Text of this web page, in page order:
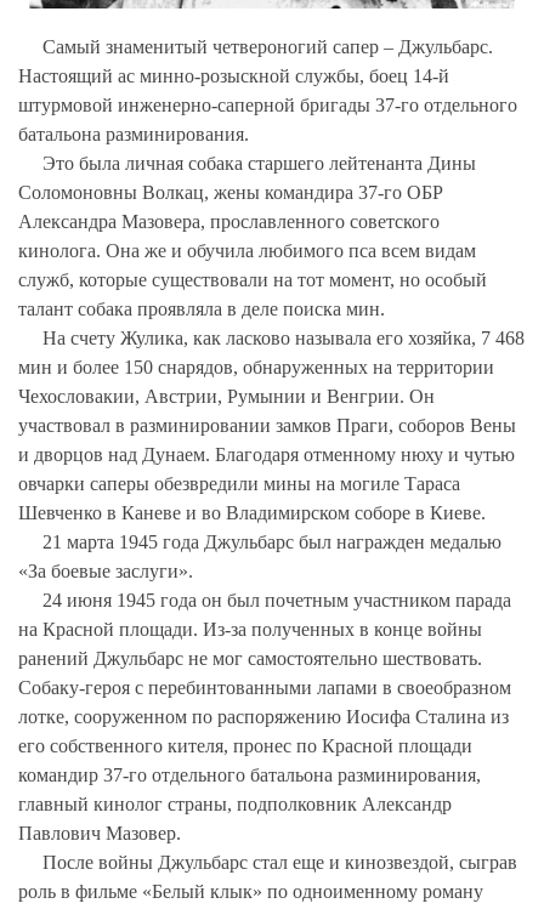
Самый знаменитый четвероногий сапер – Джульбарс.
Настоящий ас минно-розыскной службы, боец 14-й
штурмовой инженерно-саперной бригады 37-го отдельного
батальона разминирования.
Это была личная собака старшего лейтенанта Дины
Соломоновны Волкац, жены командира 37-го ОБР
Александра Мазовера, прославленного советского
кинолога. Она же и обучила любимого пса всем видам
служб, которые существовали на тот момент, но особый
талант собака проявляла в деле поиска мин.
На счету Жулика, как ласково называла его хозяйка, 7 468
мин и более 150 снарядов, обнаруженных на территории
Чехословакии, Австрии, Румынии и Венгрии. Он
участвовал в разминировании замков Праги, соборов Вены
и дворцов над Дунаем. Благодаря отменному нюху и чутью
овчарки саперы обезвредили мины на могиле Тараса
Шевченко в Каневе и во Владимирском соборе в Киеве.
21 марта 1945 года Джульбарс был награжден медалью
«За боевые заслуги».
24 июня 1945 года он был почетным участником парада
на Красной площади. Из-за полученных в конце войны
ранений Джульбарс не мог самостоятельно шествовать.
Собаку-героя с перебинтованными лапами в своеобразном
лотке, сооруженном по распоряжению Иосифа Сталина из
его собственного кителя, пронес по Красной площади
командир 37-го отдельного батальона разминирования,
главный кинолог страны, подполковник Александр
Павлович Мазовер.
После войны Джульбарс стал еще и кинозвездой, сыграв
роль в фильме «Белый клык» по одноименному роману